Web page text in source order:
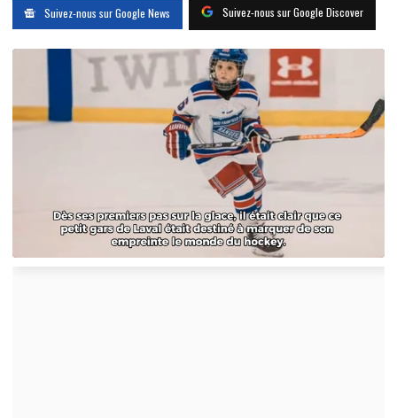
Suivez-nous sur Google News Suivez-nous sur Google Discover